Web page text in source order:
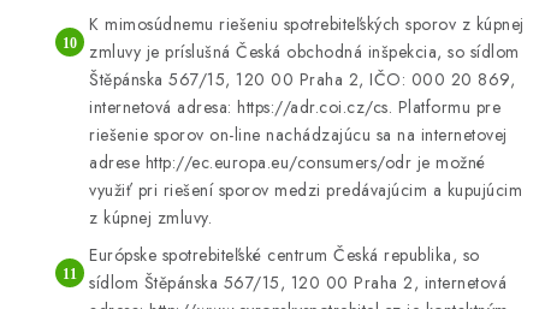
K mimosúdnemu riešeniu spotrebiteľských sporov z kúpnej
zmluvy je príslušná Česká obchodná inšpekcia, so sídlom
Štěpánska 567/15, 120 00 Praha 2, IČO: 000 20 869,
internetová adresa: https://adr.coi.cz/cs. Platformu pre
riešenie sporov on-line nachádzajúcu sa na internetovej
adrese http://ec.europa.eu/consumers/odr je možné
využiť pri riešení sporov medzi predávajúcim a kupujúcim
z kúpnej zmluvy.
Európske spotrebiteľské centrum Česká republika, so
sídlom Štěpánska 567/15, 120 00 Praha 2, internetová